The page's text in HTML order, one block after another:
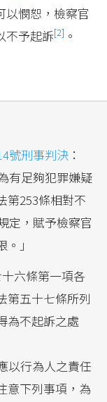
以憫恕，檢察官
不予起訴[2] 。
號刑事判決 ：
有足夠犯罪嫌疑
第253條相對不
定，賦予檢察官
」
六條第一項各
第五十七條所列
為不起訴之處
以行為人之責任
意下列事項，為